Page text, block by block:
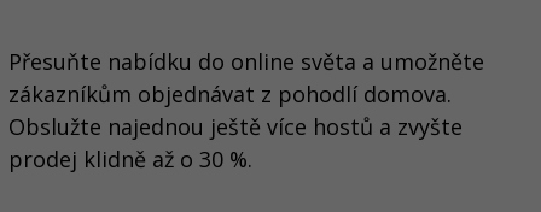
Přesuňte nabídku do online světa a umožněte
zákazníkům objednávat z pohodlí domova.
Obslužte najednou ještě více hostů a zvyšte
prodej klidně až o 30 %.